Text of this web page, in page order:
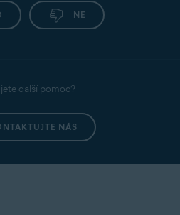
NE
další pomoc?
NÁS